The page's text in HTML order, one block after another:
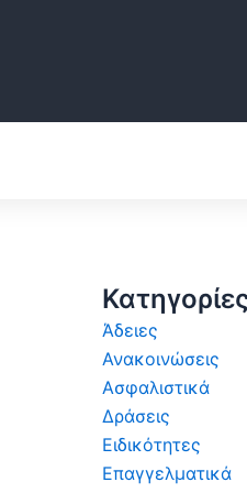
Άδειες
Ανακοινώσεις
Ασφαλιστικά
Δράσεις
Ειδικότητες
Επαγγελματικά